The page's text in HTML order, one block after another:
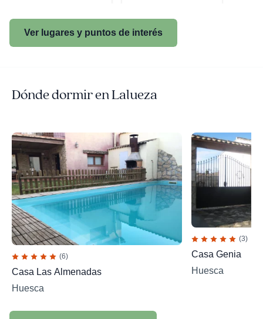
Ver lugares y puntos de interés
Dónde dormir en Lalueza
(6)
Casa Las Almenadas
Huesca
(3)
Casa Genia
Huesca